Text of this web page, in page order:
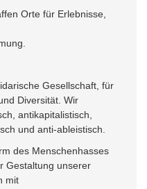
Orte für Erlebnisse,
Gesellschaft, für
Diversität. Wir
antikapitalistisch,
und anti-ableistisch.
des Menschenhasses
Gestaltung unserer
mit